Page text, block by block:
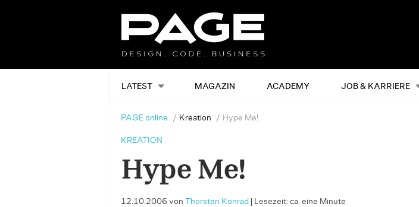
LATEST MAGAZIN ACADEMY JOB & KARRIERE
PAGE online Kreation Hype Me!
KREATION
Hype Me!
12.10.2006 von Thorsten Konrad Lesezeit: ca. eine Minute